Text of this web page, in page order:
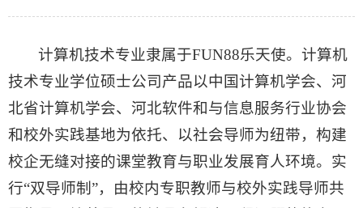
计算机技术专业隶属于FUN88乐天使。计算机
技术专业学位硕士公司产品以中国计算机学会、河
北省计算机学会、河北软件和与信息服务行业协会
和校外实践基地为依托、以社会导师为纽带，构建
校企无缝对接的课堂教育与职业发展育人环境。实
行“双导师制”，由校内专职教师与校外实践导师共